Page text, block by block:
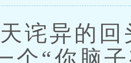
诧异的回